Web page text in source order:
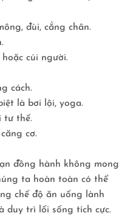
đùi, cẳng chân.
cúi người.
cách.
là bơi lội, yoga.
tư thế.
cơ.
đồng hành không mong
ta hoàn toàn có thể
chế độ ăn uống lành
duy trì lối sống tích cực.